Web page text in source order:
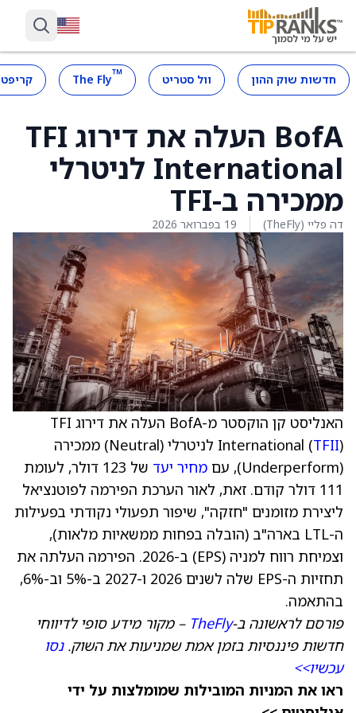
חדשות שוק ההון וול סטריט ™
The Fly
BofA העלה את דירוג TFI
International לניטרלי
ממכירה ב-TFI
דה פליי (TheFly) 19 בפברואר 2026
האנליסט קן הוקסטר מ-BofA העלה את דירוג TFI
International (TFII
) לניטרלי (Neutral) ממכירה
(Underperform), עם
מחיר יעד
של 123 דולר, לעומת
111 דולר קודם. זאת, לאור הערכת הפירמה לפוטנציאל
ליצירת מזומנים "חזקה", שיפור תפעולי נקודתי בפעילות
ה-LTL בארה"ב (הובלה בפחות ממשאיות מלאות),
וצמיחת רווח למניה (EPS) ב-2026. הפירמה העלתה את
תחזיות ה-EPS שלה לשנים 2026 ו-2027 ב-5% וב-6%,
בהתאמה.
פורסם לראשונה ב-TheFly – מקור מידע סופי לדיווחי
חדשות פיננסיות בזמן אמת שמניעות את השוק.נסו
עכשיו>>
ראו את המניות המובילות שמומלצות על ידי